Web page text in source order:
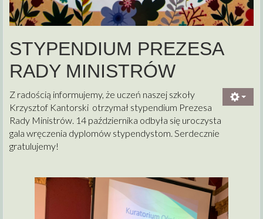
STYPENDIUM PREZESA
RADY MINISTRÓW
Z radością informujemy, że uczeń naszej szkoły
Krzysztof Kantorski otrzymał stypendium Prezesa
Rady Ministrów. 14 października odbyła się uroczysta
gala wręczenia dyplomów stypendystom. Serdecznie
gratulujemy!